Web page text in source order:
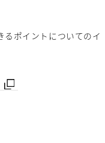
るポイントについてのイ